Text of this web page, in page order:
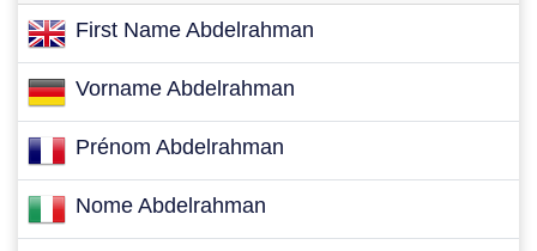
First Name Abdelrahman
Vorname Abdelrahman
Prénom Abdelrahman
Nome Abdelrahman